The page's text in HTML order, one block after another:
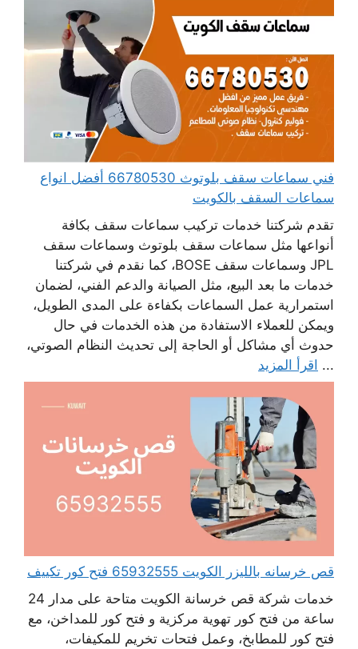
فني سماعات سقف بلوتوث 66780530 أفضل انواع
سماعات السقف بالكويت
تقدم شركتنا خدمات تركيب سماعات سقف بكافة
أنواعها مثل سماعات سقف بلوتوث وسماعات سقف
JPL وسماعات سقف BOSE، كما نقدم في شركتنا
خدمات ما بعد البيع، مثل الصيانة والدعم الفني، لضمان
استمرارية عمل السماعات بكفاءة على المدى الطويل،
ويمكن للعملاء الاستفادة من هذه الخدمات في حال
حدوث أي مشاكل أو الحاجة إلى تحديث النظام الصوتي،
... اقرأ المزيد
قص خرسانه بالليزر الكويت 65932555 فتح كور تكييف
خدمات شركة قص خرسانة الكويت متاحة على مدار 24
ساعة من فتح كور تهوية مركزية و فتح كور للمداخن، مع
فتح كور للمطابخ، وعمل فتحات تخريم للمكيفات،